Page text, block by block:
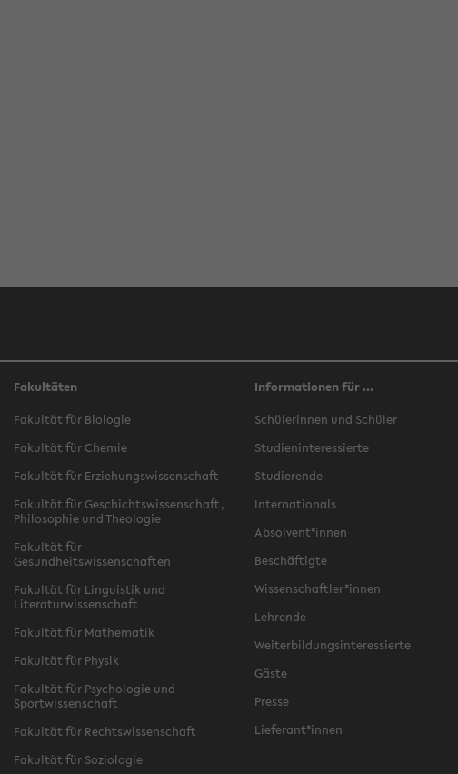
Fakultäten
Fakultät für Biologie
Fakultät für Chemie
Fakultät für Erziehungswissenschaft
Fakultät für Geschichtswissenschaft,
Philosophie und Theologie
Fakultät für
Gesundheitswissenschaften
Fakultät für Linguistik und
Literaturwissenschaft
Fakultät für Mathematik
Fakultät für Physik
Fakultät für Psychologie und
Sportwissenschaft
Fakultät für Rechtswissenschaft
Fakultät für Soziologie
Informationen für ...
Schülerinnen und Schüler
Studieninteressierte
Studierende
Internationals
Absolvent*innen
Beschäftigte
Wissenschaftler*innen
Lehrende
Weiterbildungsinteressierte
Gäste
Presse
Lieferant*innen